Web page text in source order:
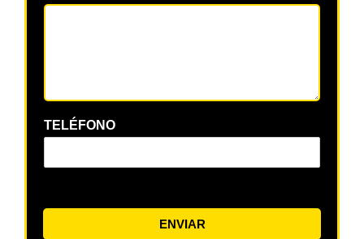
TELÉFONO
ENVIAR